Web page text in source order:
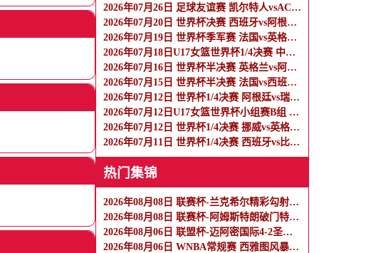
2026年07月26日 足球友谊赛 凯尔特人vsAC米兰 全场录像
2026年07月20日 世界杯决赛 西班牙vs阿根廷 全场录像
2026年07月19日 世界杯季军赛 法国vs英格兰 全场录像
2026年07月18日U17女篮世界杯1/4决赛 中国U17女篮 - 加拿大U17女篮 录像
2026年07月16日 世界杯半决赛 英格兰vs阿根廷 全场录像
2026年07月15日 世界杯半决赛 法国vs西班牙 全场录像
2026年07月12日 世界杯1/4决赛 阿根廷vs瑞士 全场录像
2026年07月12日U17女篮世界杯小组赛B组 墨西哥U17女篮 - 中国U17女篮 全场录像
2026年07月12日 世界杯1/4决赛 挪威vs英格兰 全场录像
2026年07月11日 世界杯1/4决赛 西班牙vs比利时 全场录像
热门集锦
2026年08月08日 联赛杯-兰克希尔精彩勾射破门 米德尔斯堡1-0雷克瑟姆
2026年08月08日 联赛杯-阿姆斯特朗破门特林达德建功 狼队3-0维尔港
2026年08月06日 联盟杯-迈阿密国际4-2圣路易斯 梅西2射1传 阿伦助攻戴帽
2026年08月06日 WNBA常规赛 西雅图风暴 86 - 92 纽约自由人 全场集锦